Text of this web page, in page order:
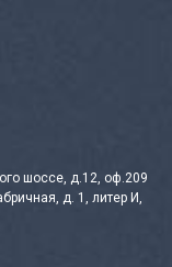
шоссе, д.12, оф.209
д. 1, литер И,